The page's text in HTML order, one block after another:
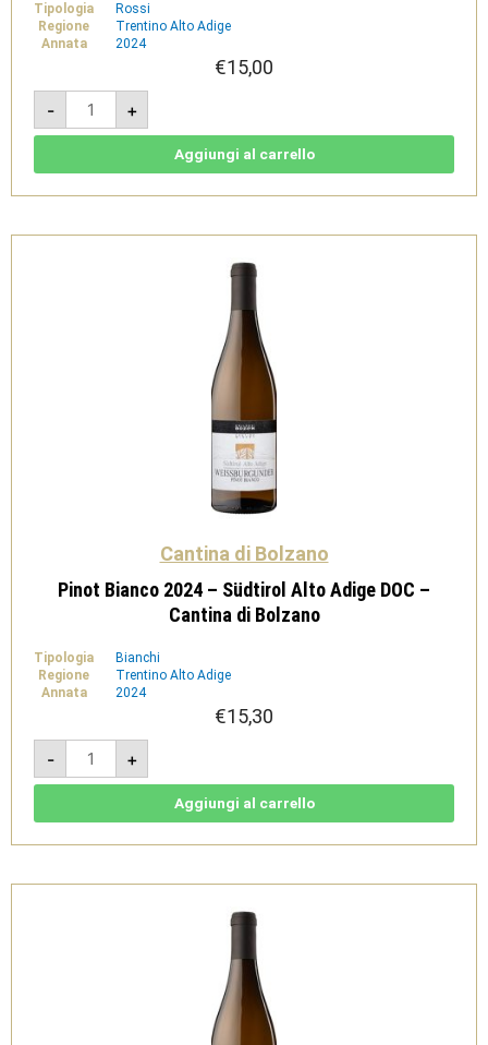
Tipologia
Rossi
Regione
Trentino Alto Adige
Annata
2024
€15,00
-
Santa
Maddalena
Classico
2024
Adige
Cantina
+
Aggiungi al carrello
Cantina di Bolzano
Pinot Bianco 2024 – Südtirol Alto Adige DOC –
Cantina di Bolzano
Tipologia
Bianchi
Regione
Trentino Alto Adige
Annata
2024
€15,30
-
Pinot
Bianco
2024
-
DOC
di
+
Aggiungi al carrello